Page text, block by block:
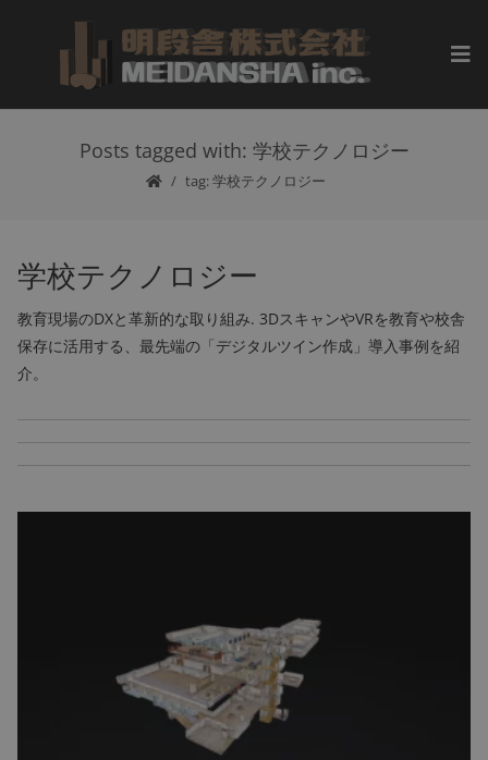
Posts tagged with: 学校テクノロジー
tag: 学校テクノロジー
学校テクノロジー
教育現場のDXと革新的な取り組み. 3DスキャンやVRを教育や校舎
保存に活用する、最先端の「デジタルツイン作成」導入事例を紹
介。